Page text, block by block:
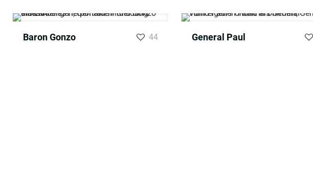
Baron Gonzo 44 General Paul